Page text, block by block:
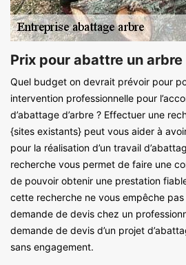
Prix pour abattre un arbre
Quel budget on devrait prévoir pour
intervention professionnelle pour
d’abattage d’arbre ? Effectuer une
{sites existants} peut vous aider à
pour la réalisation d’un travail
recherche vous permet de faire une
de pouvoir obtenir une prestation
cette recherche ne vous empêche
demande de devis chez un
demande de devis d’un projet
sans engagement.